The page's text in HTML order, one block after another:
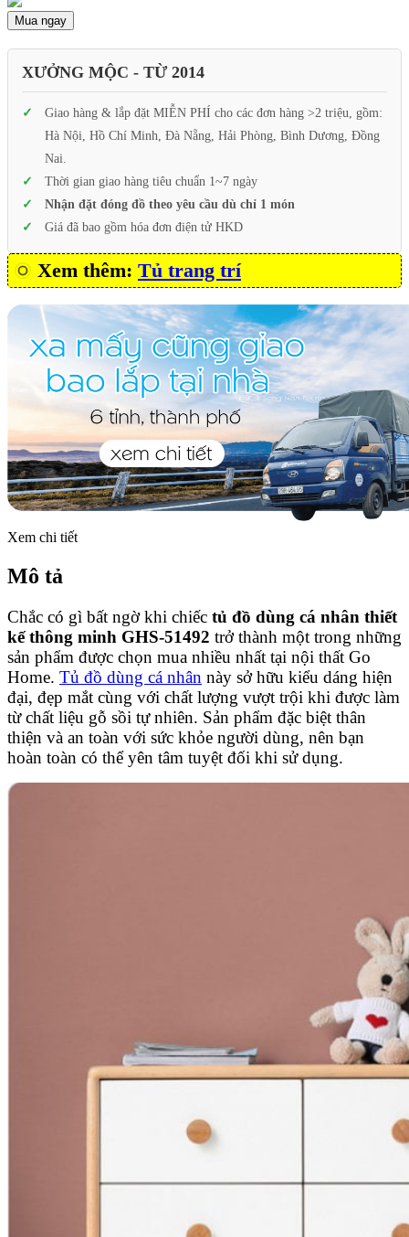
Mua ngay
XƯỞNG MỘC - TỪ 2014
Giao hàng & lắp đặt MIỄN PHÍ cho các đơn hàng >2 triệu, gồm:
Hà Nội, Hồ Chí Minh, Đà Nẵng, Hải Phòng, Bình Dương, Đồng
Nai.
Thời gian giao hàng tiêu chuẩn 1~7 ngày
Nhận đặt đóng đồ theo yêu cầu dù chỉ 1 món
Giá đã bao gồm hóa đơn điện tử HKD
Xem thêm: Tủ trang trí
Xem chi tiết
Mô tả
Chắc có gì bất ngờ khi chiếc tủ đồ dùng cá nhân thiết
kế thông minh GHS-51492 trở thành một trong những
sản phẩm được chọn mua nhiều nhất tại nội thất Go
Home. Tủ đồ dùng cá nhân này sở hữu kiểu dáng hiện
đại, đẹp mắt cùng với chất lượng vượt trội khi được làm
từ chất liệu gỗ sồi tự nhiên. Sản phẩm đặc biệt thân
thiện và an toàn với sức khỏe người dùng, nên bạn
hoàn toàn có thể yên tâm tuyệt đối khi sử dụng.